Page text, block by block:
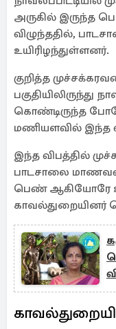
அருகில் இருந்த
விழுந்ததில்,
உயிரிழந்துள்ளனர்.
குறித்த
பகுதியிலிருந்து
கொண்டிருந்த
மணியளவில் இந்த
இந்த விபத்தில்
பாடசாலை
பெண் ஆகியோரே
காவல்துறையினர்